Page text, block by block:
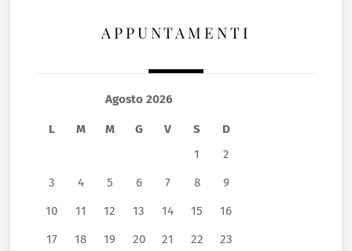
APPUNTAMENTI
Agosto 2026
L M M G V S
D
1
2
3
4 5 6 7 8
9
10
11 12 13 14 15
16
17
18 19 20 21 22 23